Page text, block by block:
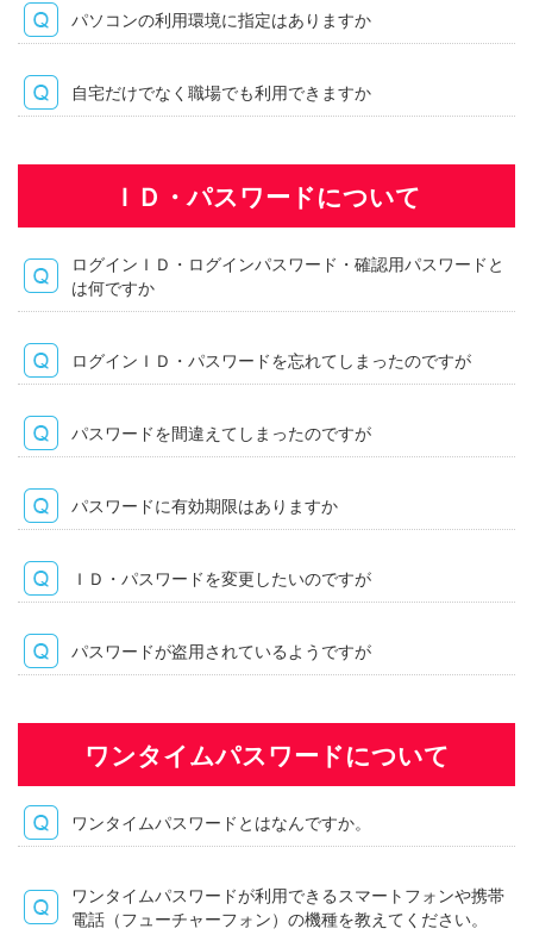
パソコンの利用環境に指定はありますか
自宅だけでなく職場でも利用できますか
ＩＤ・パスワードについて
ログインＩＤ・ログインパスワード・確認用パスワードと
は何ですか
ログインＩＤ・パスワードを忘れてしまったのですが
パスワードを間違えてしまったのですが
パスワードに有効期限はありますか
ＩＤ・パスワードを変更したいのですが
パスワードが盗用されているようですが
ワンタイムパスワードについて
ワンタイムパスワードとはなんですか。
ワンタイムパスワードが利用できるスマートフォンや携帯
電話（フューチャーフォン）の機種を教えてください。